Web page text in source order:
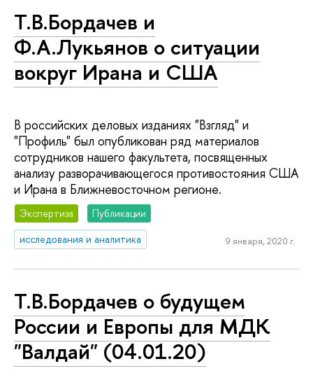
Т.В.Бордачев и
Ф.А.Лукьянов о ситуации
вокруг Ирана и США
В российских деловых изданиях "Взгляд" и
"Профиль" был опубликован ряд материалов
сотрудников нашего факультета, посвященных
анализу разворачивающегося противостояния США
и Ирана в Ближневосточном регионе.
Экспертиза
Публикации
исследования и аналитика
9 января, 2020 г.
Т.В.Бордачев о будущем
России и Европы для МДК
"Валдай" (04.01.20)